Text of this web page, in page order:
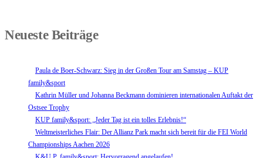
Neueste Beiträge
Paula de Boer-Schwarz: Sieg in der Großen Tour am Samstag – KUP
family&sport
Kathrin Müller und Johanna Beckmann dominieren internationalen Auftakt der
Ostsee Trophy
KUP family&sport: „Jeder Tag ist ein tolles Erlebnis!“
Weltmeisterliches Flair: Der Allianz Park macht sich bereit für die FEI World
Championships Aachen 2026